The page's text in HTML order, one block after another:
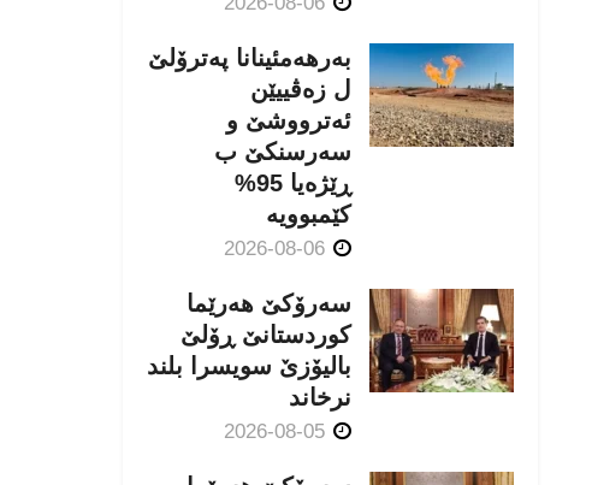
بەرهەمئینانا په‌ترۆلێ
ل زه‌ڤییێن
ئەترووشێ و
سەرسنكێ ب
ڕێژەیا 95%
كێمبوویە
سەرۆکێ هەرێما
کوردستانێ ڕۆلێ
بالیۆزێ سویسرا بلند
نرخاند